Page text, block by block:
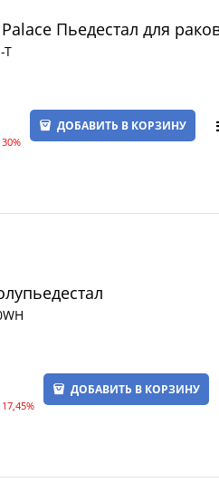
Palace Пьедестал для
T
30%
ДОБАВИТЬ В КОРЗИНУ
17,45%
ДОБАВИТЬ В КОРЗИНУ